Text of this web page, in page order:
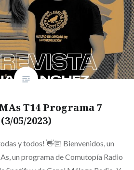
T14 Programa 7
(3/05/2023)
y todos! 👋🏻 Bienvenidos, un
un programa de Comutopía Radio